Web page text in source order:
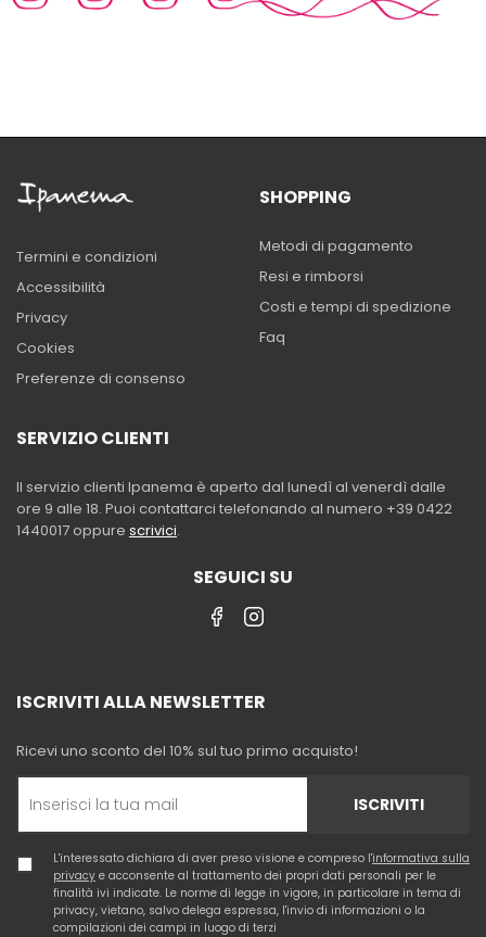
Termini e condizioni
Accessibilità
Privacy
Cookies
Preferenze di consenso
SHOPPING
Metodi di pagamento
Resi e rimborsi
Costi e tempi di spedizione
Faq
SERVIZIO CLIENTI
Il servizio clienti Ipanema è aperto dal lunedì al venerdì dalle
ore 9 alle 18. Puoi contattarci telefonando al numero +39 0422
1440017 oppure scrivici.
SEGUICI SU
ISCRIVITI ALLA NEWSLETTER
Ricevi uno sconto del 10% sul tuo primo acquisto!
ISCRIVITI
L'interessato dichiara di aver preso visione e compreso l'informativa sulla
privacy e acconsente al trattamento dei propri dati personali per le
finalità ivi indicate. Le norme di legge in vigore, in particolare in tema di
privacy, vietano, salvo delega espressa, l'invio di informazioni o la
compilazioni dei campi in luogo di terzi